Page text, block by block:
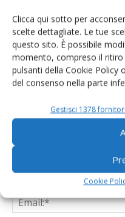
Clicca qui sotto per
scelte dettagliate. Le tue
questo sito. È possibile
momento, compreso il
pulsanti della Cookie Policy
del consenso nella parte
Gestisci 1378 fornitori
Cookie
LASCIA UN COMMENTO